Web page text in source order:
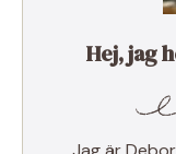
Hej, jag